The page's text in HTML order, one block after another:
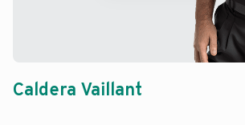
Caldera Vaillant